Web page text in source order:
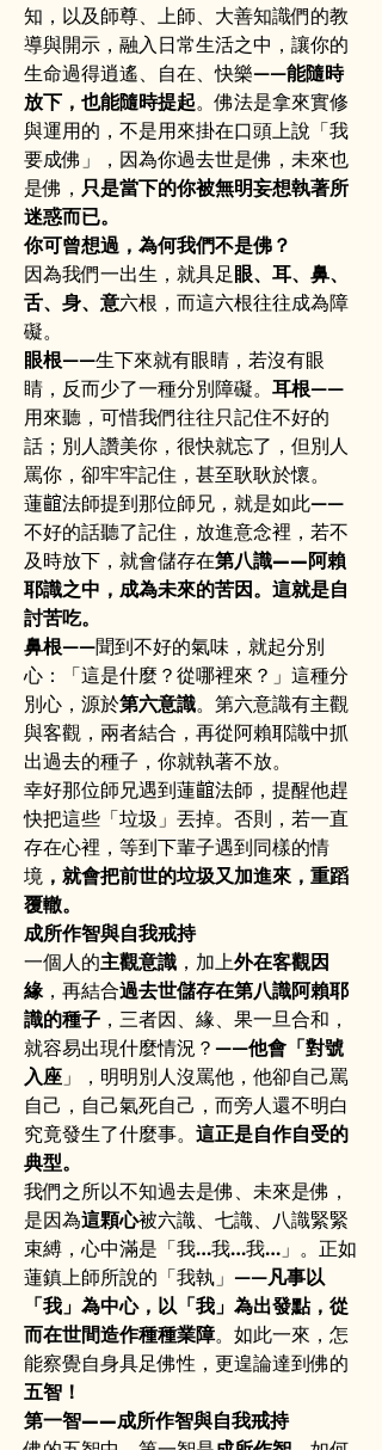
知，以及師尊、上師、大善知識們的教
導與開示，融入日常生活之中，讓你的
生命過得逍遙、自在、快樂——能隨時
放下，也能隨時提起。佛法是拿來實修
與運用的，不是用來掛在口頭上說「我
要成佛」，因為你過去世是佛，未來也
是佛， 只是當下的你被無明妄想執著所
迷惑而已。
你可曾想過，為何我們不是佛？
因為我們一出生，就具足眼、耳、鼻、
舌、身、意六根，而這六根往往成為障
礙。
眼根——生下來就有眼睛，若沒有眼
睛，反而少了一種分別障礙。 耳根——
用來聽，可惜我們往往只記住不好的
話；別人讚美你，很快就忘了，但別人
罵你，卻牢牢記住，甚至耿耿於懷。
蓮𪘲法師提到那位師兄，就是如此——
不好的話聽了記住，放進意念裡，若不
及時放下，就會儲存在第八識——阿賴
耶識之中，成為未來的苦因。這就是自
討苦吃。
鼻根——聞到不好的氣味，就起分別
心：「這是什麼？從哪裡來？」這種分
別心，源於第六意識。第六意識有主觀
與客觀，兩者結合，再從阿賴耶識中抓
出過去的種子，你就執著不放。
幸好那位師兄遇到蓮𪘲法師，提醒他趕
快把這些「垃圾」丟掉。否則，若一直
存在心裡，等到下輩子遇到同樣的情
境 ，就會把前世的垃圾又加進來，重蹈
覆轍。
成所作智與自我戒持
一個人的主觀意識 ，加上外在客觀因
緣 ，再結合過去世儲存在第八識阿賴耶
識的種子 ，三者因、緣、果一旦合和，
就容易出現什麼情況？——他會「對號
入座 」，明明別人沒罵他，他卻自己罵
自己，自己氣死自己，而旁人還不明白
究竟發生了什麼事。 這正是自作自受的
典型。
我們之所以不知過去是佛、未來是佛，
是因為這顆心被六識、七識、八識緊緊
束縛，心中滿是「我…我…我…」。正如
蓮鎮上師所說的「我執」——凡事以
「我」為中心，以「我」為出發點，從
而在世間造作種種業障。如此一來，怎
能察覺自身具足佛性，更遑論達到佛的
五智！
第一智——成所作智與自我戒持